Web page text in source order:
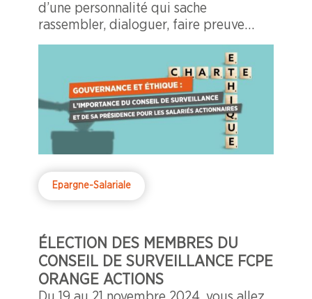
d’une personnalité qui sache
rassembler, dialoguer, faire preuve
d’efficacité et de persuasion et non pas
de violence ou de provocations en tout
Epargne-Salariale
ÉLECTION DES MEMBRES DU
CONSEIL DE SURVEILLANCE FCPE
ORANGE ACTIONS